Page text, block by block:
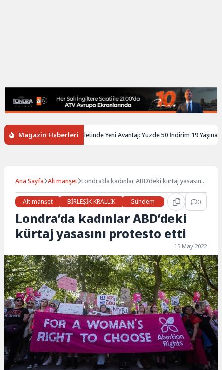
Magazin Haberleri
Gençlere Tren Biletinde Yeni Avantaj: Yüzde 50 İndirim 19 Yaşına
Ana Sayfa Alt manşet Londra’da kadınlar ABD’deki kürtaj yasasını
Alt manşet
BİRLEŞİK KRALLIK Gündem Haberler 0
Londra’da kadınlar ABD’deki
kürtaj yasasını protesto etti
15 May 2022